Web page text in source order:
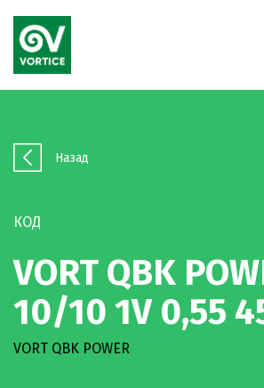
Назад
КОД
VORT QBK
10/10 1V 0,55
VORT QBK POWER